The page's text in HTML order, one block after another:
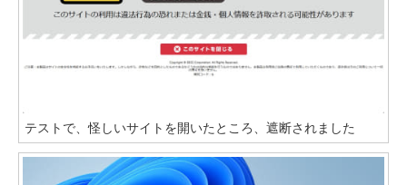
テストで、怪しいサイトを開いたところ、遮断されました